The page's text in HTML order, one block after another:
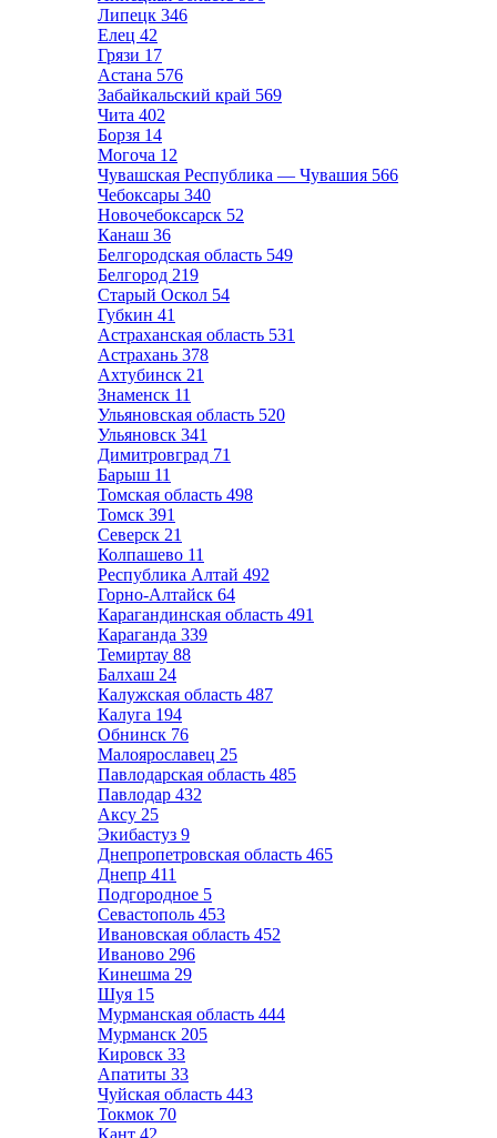
Липецк 346
Елец 42
Грязи 17
Астана 576
Забайкальский край 569
Чита 402
Борзя 14
Могоча 12
Чувашская Республика — Чувашия 566
Чебоксары 340
Новочебоксарск 52
Канаш 36
Белгородская область 549
Белгород 219
Старый Оскол 54
Губкин 41
Астраханская область 531
Астрахань 378
Ахтубинск 21
Знаменск 11
Ульяновская область 520
Ульяновск 341
Димитровград 71
Барыш 11
Томская область 498
Томск 391
Северск 21
Колпашево 11
Республика Алтай 492
Горно-Алтайск 64
Карагандинская область 491
Караганда 339
Темиртау 88
Балхаш 24
Калужская область 487
Калуга 194
Обнинск 76
Малоярославец 25
Павлодарская область 485
Павлодар 432
Аксу 25
Экибастуз 9
Днепропетровская область 465
Днепр 411
Подгородное 5
Севастополь 453
Ивановская область 452
Иваново 296
Кинешма 29
Шуя 15
Мурманская область 444
Мурманск 205
Кировск 33
Апатиты 33
Чуйская область 443
Токмок 70
Кант 42